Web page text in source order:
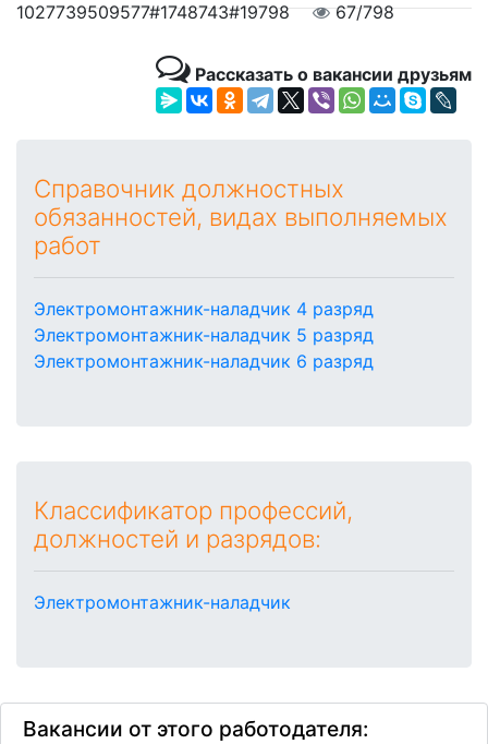
1027739509577#1748743#19798
67/798
Рассказать о вакансии друзьям
Справочник должностных
обязанностей, видах выполняемых
работ
Электромонтажник-наладчик 4 разряд
Электромонтажник-наладчик 5 разряд
Электромонтажник-наладчик 6 разряд
Классификатор профессий,
должностей и разрядов:
Электромонтажник-наладчик
Вакансии от этого работодателя: